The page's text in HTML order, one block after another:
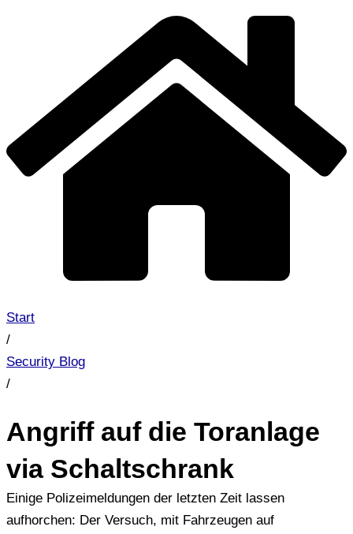
Start
/
Security Blog
/
Angriff auf die Toranlage
via Schaltschrank
Einige Polizeimeldungen der letzten Zeit lassen
aufhorchen: Der Versuch, mit Fahrzeugen auf